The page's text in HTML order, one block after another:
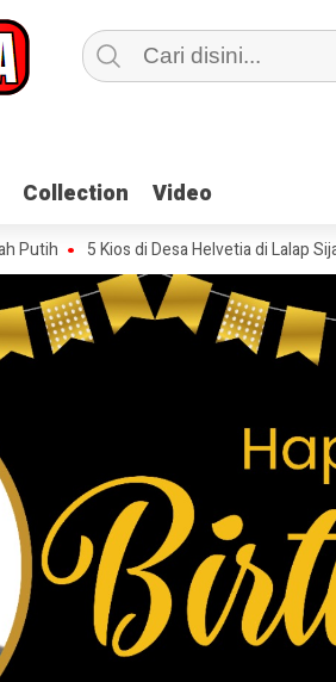
Collection Video
Collection Video
5 Kios di Desa Helvetia di Lalap Sijago Merah